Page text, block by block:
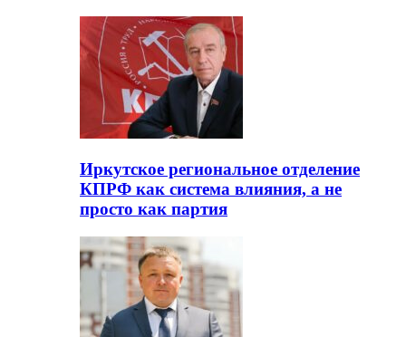
Иркутское региональное отделение
КПРФ как система влияния, а не
просто как партия